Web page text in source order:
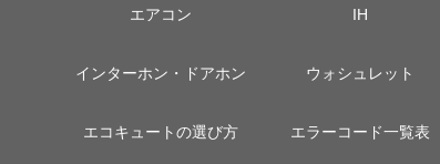
エアコン IH
インターホン・ドアホン ウォシュレット
エコキュートの選び方 エラーコード一覧表